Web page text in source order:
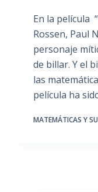
En la película
Rossen, Paul
personaje
de billar. Y el
las
película ha
MATEMÁTICAS Y